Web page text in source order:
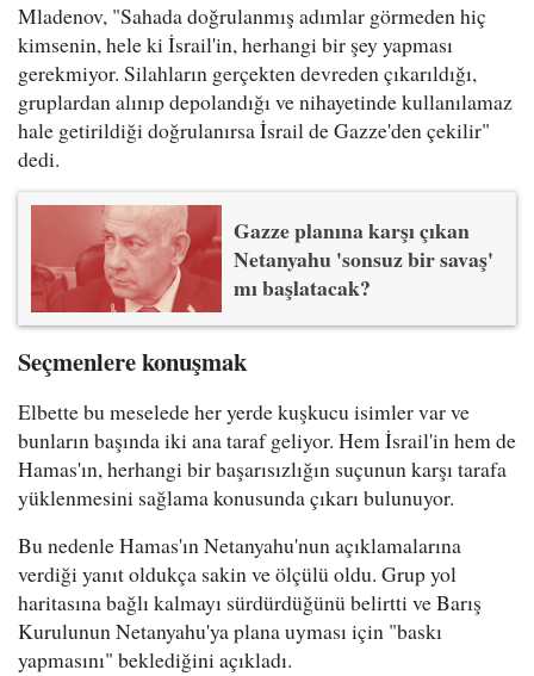
Mladenov, "Sahada doğrulanmış adımlar görmeden hiç
kimsenin, hele ki İsrail'in, herhangi bir şey yapması
gerekmiyor. Silahların gerçekten devreden çıkarıldığı,
gruplardan alınıp depolandığı ve nihayetinde kullanılamaz
hale getirildiği doğrulanırsa İsrail de Gazze'den çekilir"
dedi.
Gazze planına karşı çıkan
Netanyahu 'sonsuz bir savaş'
mı başlatacak?
Seçmenlere konuşmak
Elbette bu meselede her yerde kuşkucu isimler var ve
bunların başında iki ana taraf geliyor. Hem İsrail'in hem de
Hamas'ın, herhangi bir başarısızlığın suçunun karşı tarafa
yüklenmesini sağlama konusunda çıkarı bulunuyor.
Bu nedenle Hamas'ın Netanyahu'nun açıklamalarına
verdiği yanıt oldukça sakin ve ölçülü oldu. Grup yol
haritasına bağlı kalmayı sürdürdüğünü belirtti ve Barış
Kurulunun Netanyahu'ya plana uyması için "baskı
yapmasını" beklediğini açıkladı.